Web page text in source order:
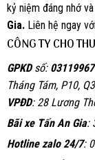
kỷ niệm đáng nhớ
Gia. Liên hệ ngay
CÔNG TY CHO
GPKDsố:
Tháng Tám, P10,
VPĐD: 28 Lương
Bãi xe Tấn An Gia:
Hotline zalo 24/7: